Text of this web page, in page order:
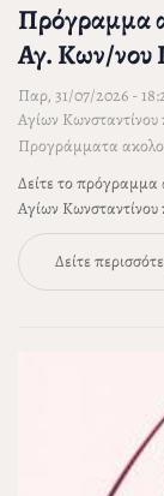
Πρόγραμμα
Αγ. Κων/νου
Παρ, 31/07/2026 -
Αγίων
Προγράμματα
Δείτε το πρόγραμμα
Αγίων
Δείτε